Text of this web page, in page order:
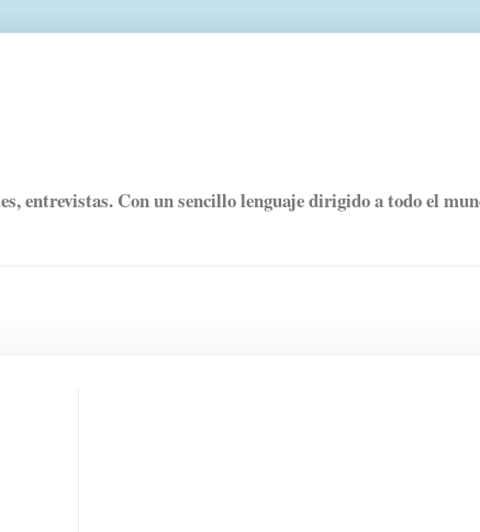
entrevistas. Con un sencillo lenguaje dirigido a todo el